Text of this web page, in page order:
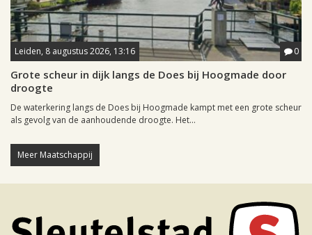
Leiden, 8 augustus 2026, 13:16 0
Grote scheur in dijk langs de Does bij Hoogmade door
droogte
De waterkering langs de Does bij Hoogmade kampt met een grote scheur
als gevolg van de aanhoudende droogte. Het...
Meer Maatschappij